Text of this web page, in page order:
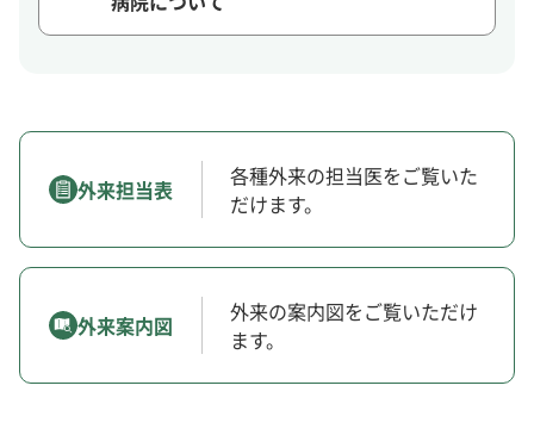
外来担当表
各種外来の担当医をご覧いた
だけます。
外来案内図
外来の案内図をご覧いただけ
ます。